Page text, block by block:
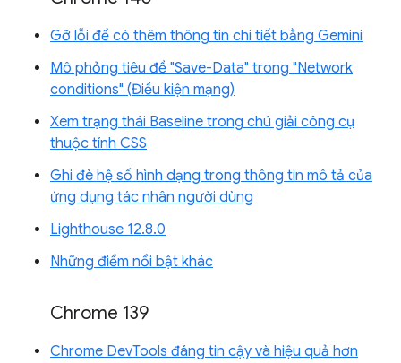
Gỡ lỗi để có thêm thông tin chi tiết bằng Gemini
Mô phỏng tiêu đề "Save-Data" trong "Network
conditions" (Điều kiện mạng)
Xem trạng thái Baseline trong chú giải công cụ
thuộc tính CSS
Ghi đè hệ số hình dạng trong thông tin mô tả của
ứng dụng tác nhân người dùng
Lighthouse 12.8.0
Những điểm nổi bật khác
Chrome 139
Chrome DevTools đáng tin cậy và hiệu quả hơn